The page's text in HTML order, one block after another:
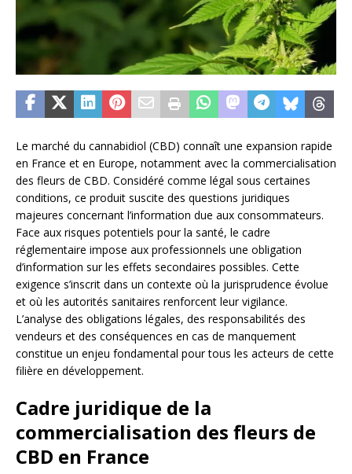
Le marché du cannabidiol (CBD) connaît une expansion rapide
en France et en Europe, notamment avec la commercialisation
des fleurs de CBD. Considéré comme légal sous certaines
conditions, ce produit suscite des questions juridiques
majeures concernant l’information due aux consommateurs.
Face aux risques potentiels pour la santé, le cadre
réglementaire impose aux professionnels une obligation
d’information sur les effets secondaires possibles. Cette
exigence s’inscrit dans un contexte où la jurisprudence évolue
et où les autorités sanitaires renforcent leur vigilance.
L’analyse des obligations légales, des responsabilités des
vendeurs et des conséquences en cas de manquement
constitue un enjeu fondamental pour tous les acteurs de cette
filière en développement.
Cadre juridique de la
commercialisation des fleurs de
CBD en France